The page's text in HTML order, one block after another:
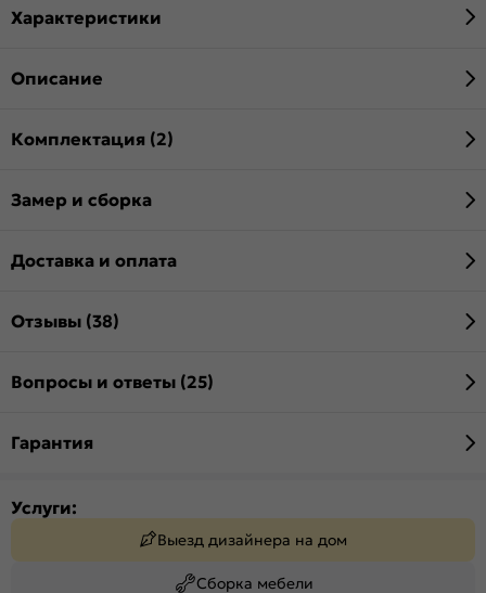
Характеристики
Описание
Комплектация (2)
Замер и сборка
Доставка и оплата
Отзывы (38)
Вопросы и ответы (25)
Гарантия
Услуги:
Выезд дизайнера на дом
Сборка мебели